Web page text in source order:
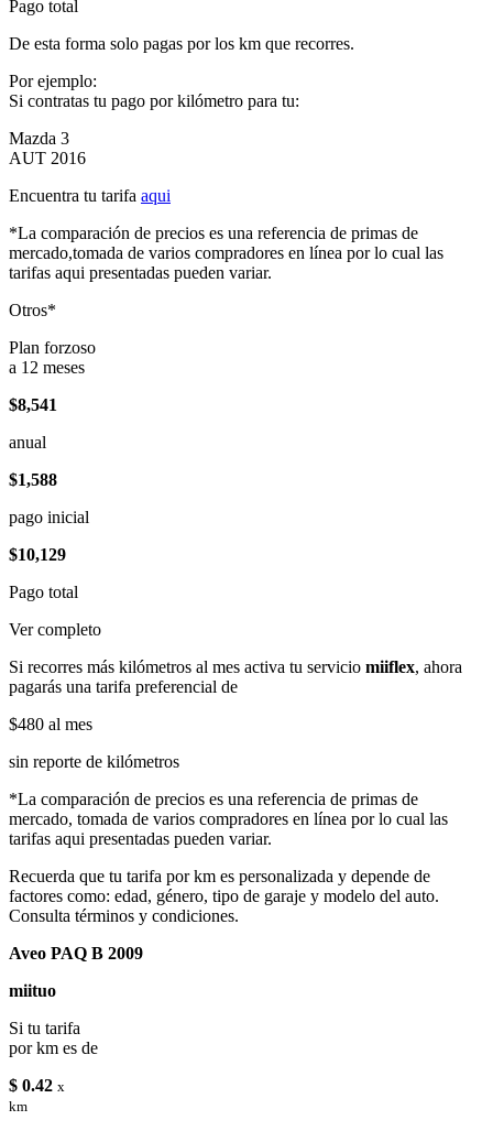
Pago total
De esta forma solo pagas por los km que recorres.
Por ejemplo:
Si contratas tu pago por kilómetro para tu:
Mazda 3
AUT 2016
Encuentra tu tarifa aqui
*La comparación de precios es una referencia de primas de
mercado,tomada de varios compradores en línea por lo cual las
tarifas aqui presentadas pueden variar.
Otros*
Plan forzoso
a 12 meses
$8,541
anual
$1,588
pago inicial
$10,129
Pago total
Ver completo
Si recorres más kilómetros al mes activa tu servicio miiflex, ahora
pagarás una tarifa preferencial de
$480 al mes
sin reporte de kilómetros
*La comparación de precios es una referencia de primas de
mercado, tomada de varios compradores en línea por lo cual las
tarifas aqui presentadas pueden variar.
Recuerda que tu tarifa por km es personalizada y depende de
factores como: edad, género, tipo de garaje y modelo del auto.
Consulta términos y condiciones.
Aveo PAQ B 2009
miituo
Si tu tarifa
por km es de
$ 0.42 x
km